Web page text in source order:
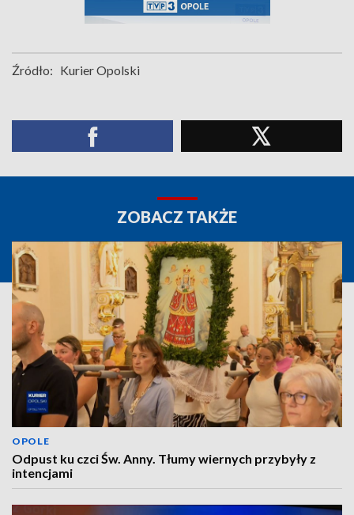
Źródło: Kurier Opolski
ZOBACZ TAKŻE
OPOLE
Odpust ku czci Św. Anny. Tłumy wiernych przybyły z
intencjami